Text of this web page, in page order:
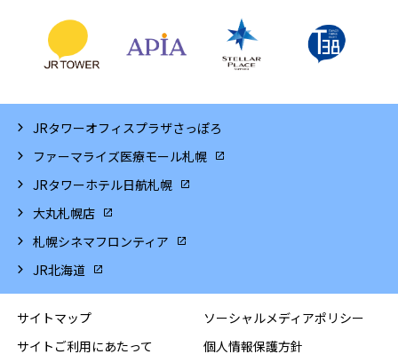
JRタワーオフィスプラザさっぽろ
ファーマライズ医療モール札幌
JRタワーホテル日航札幌
大丸札幌店
札幌シネマフロンティア
JR北海道
サイトマップ
ソーシャルメディアポリシー
サイトご利用にあたって
個人情報保護方針